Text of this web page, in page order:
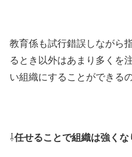
教育係も試行錯誤しながら
るとき以外はあまり多くを
い組織にすることができるの
⇩任せることで組織は強くな